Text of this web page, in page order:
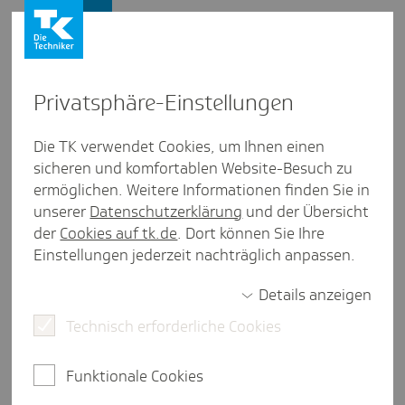
TK-Umfrage: Männer gehen in
Notauf­nahme, Frauen warten
auf den nächsten Arzt­termin
Pres­se­mit­tei­lung
Presse und Politik Medizinische Versorgung
34 Prozent der Menschen gingen in den letzten
Gesundheitsbeschwerden außerhalb der
Privat­sphäre-Einstel­lungen
Die TK verwendet Cookies, um Ihnen einen
sicheren und komfortablen Website-Besuch zu
ermöglichen. Weitere Informationen finden Sie in
unserer Datenschutzerklärung und der Übersicht
der Cookies auf tk.de. Dort können Sie Ihre
Einstellungen jederzeit nachträglich anpassen.
Details anzeigen
Technisch erforderliche Cookies
Funktionale Cookies